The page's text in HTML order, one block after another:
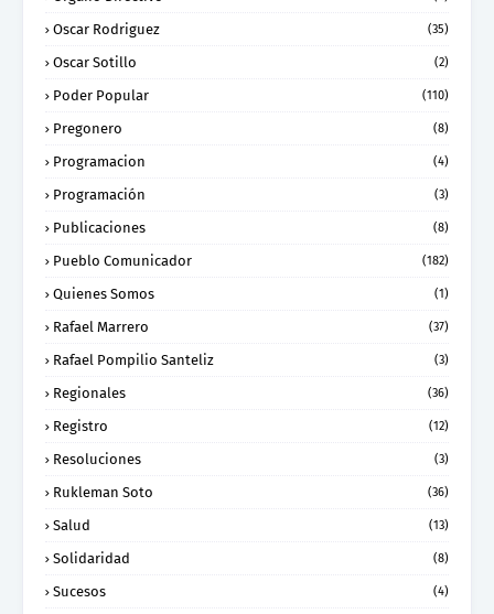
Oscar Rodriguez (35)
Oscar Sotillo (2)
Poder Popular (110)
Pregonero (8)
Programacion (4)
Programación (3)
Publicaciones (8)
Pueblo Comunicador (182)
Quienes Somos (1)
Rafael Marrero (37)
Rafael Pompilio Santeliz (3)
Regionales (36)
Registro (12)
Resoluciones (3)
Rukleman Soto (36)
Salud (13)
Solidaridad (8)
Sucesos (4)